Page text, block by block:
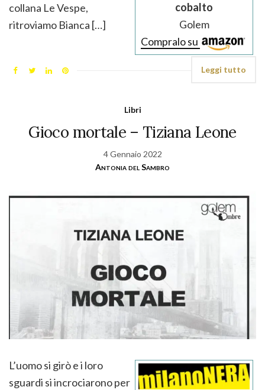
cobalto
Golem
Compralo su
collana Le Vespe,
ritroviamo Bianca […]
Leggi tutto
Libri
Gioco mortale – Tiziana Leone
4 Gennaio 2022
Antonia del Sambro
L’uomo si girò e i loro
sguardi si incrociarono per